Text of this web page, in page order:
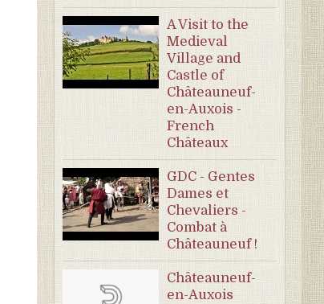
A Visit to the
Medieval
Village and
Castle of
Châteauneuf-
en-Auxois -
French
Châteaux
GDC - Gentes
Dames et
Chevaliers -
Combat à
Châteauneuf !
Châteauneuf-
en-Auxois